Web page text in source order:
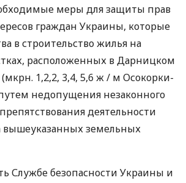
меры для защиты прав
граждан Украины, которые
в строительство жилья на
расположенных в Дарницком
(мкрн. 1,2,2, 3,4, 5,6 ж / м Осокорки-
недопущения незаконного
деятельности
вышеуказанных земельных
Службе безопасности Украины и